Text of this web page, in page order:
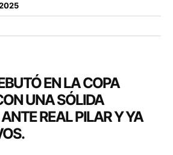
EN LA COPA
UNA SÓLIDA
REAL PILAR Y YA